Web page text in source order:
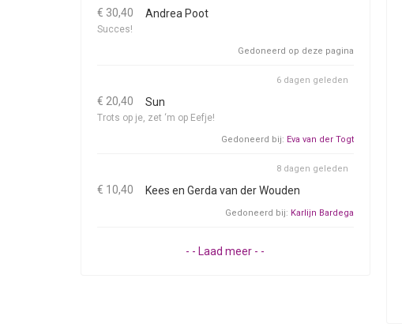
€ 30,40 Andrea Poot
Succes!
Gedoneerd op deze pagina
€ 20,40 Sun
Trots op je, zet ‘m op Eefje!
6 dagen geleden
Gedoneerd bij: Eva van der Togt
€ 10,40 Kees en Gerda van der Wouden
8 dagen geleden
Gedoneerd bij: Karlijn Bardega
- - Laad meer - -